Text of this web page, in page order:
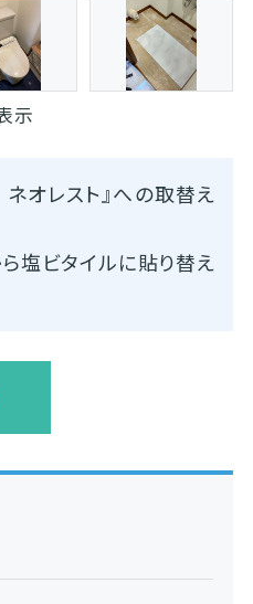
示
オレスト』への取替え
塩ビタイルに貼り替え